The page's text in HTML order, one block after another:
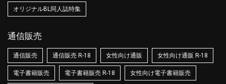
オリジナルBL同人誌特集
通信販売
通信販売 通信販売 R-18 女性向け通販 女性向け通販 R-18
電子書籍販売 電子書籍販売 R-18 女性向け電子書籍販売